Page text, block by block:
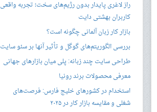
راز لاغری پایدار بدون رژیم‌های سخت؛ تجربه واقعی
کاربران بهشتی دایت
بازار کار زبان آلمانی چگونه است؟
بررسی الگوریتم‌های گوگل و تأثیر آنها بر سئو سایت
طراحی سایت چند زبانه: پلی میان بازارهای جهانی
معرفی محصولات برند رونیا
استخدام در کشورهای خلیج فارس: فرصت‌های
شغلی و مقایسه بازار کار در ۲۰۲۵